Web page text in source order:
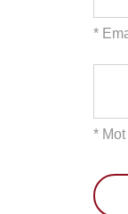
*
*